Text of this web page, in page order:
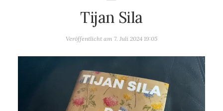
Tijan Sila
Veröffentlicht am 7. Juli 2024 19:05